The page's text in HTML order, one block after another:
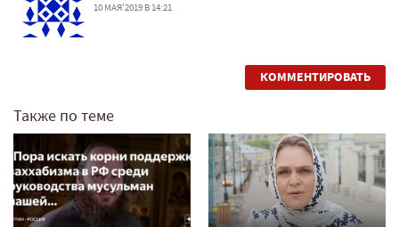
10 МАЯ'2019 В 14:21
КОММЕНТИРОВАТЬ
Также по теме